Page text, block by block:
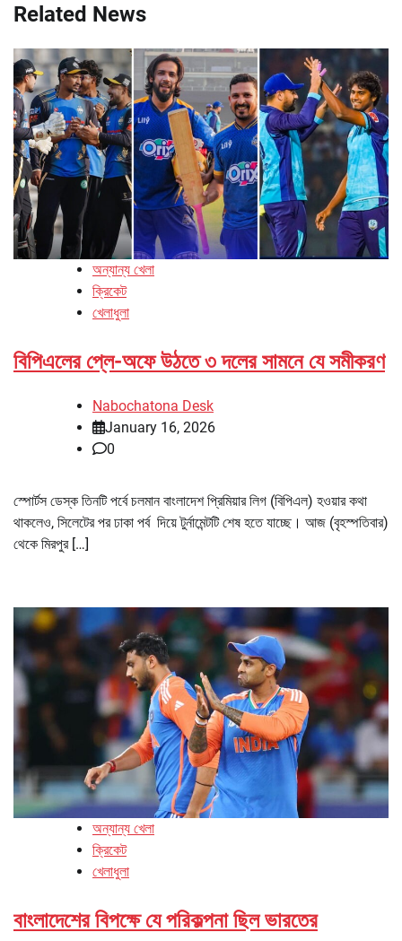
Related News
অন্যান্য খেলা
ক্রিকেট
খেলাধুলা
বিপিএলের প্লে-অফে উঠতে ৩ দলের সামনে যে সমীকরণ
Nabochatona Desk
January 16, 2026
0
স্পোর্টস ডেস্ক তিনটি পর্বে চলমান বাংলাদেশ প্রিমিয়ার লিগ (বিপিএল) হওয়ার কথা
থাকলেও, সিলেটের পর ঢাকা পর্ব দিয়ে টুর্নামেন্টটি শেষ হতে যাচ্ছে। আজ (বৃহস্পতিবার)
থেকে মিরপুর […]
অন্যান্য খেলা
ক্রিকেট
খেলাধুলা
বাংলাদেশের বিপক্ষে যে পরিকল্পনা ছিল ভারতের